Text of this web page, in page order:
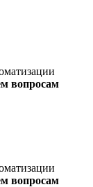
вопросам
вопросам